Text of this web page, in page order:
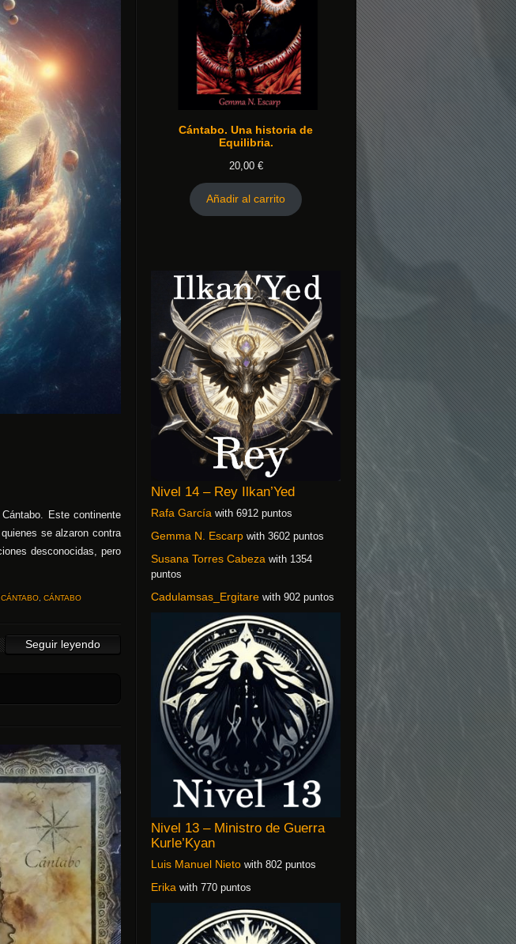
Este continente
se alzaron contra
desconocidas, pero
Seguir leyendo
CÁNTABO CÁNTABO
Cántabo. Una historia de
Equilibria.
20,00 €
Añadir al carrito
Nivel 14 – Rey Ilkan’Yed
Rafa García with 6912 puntos
Gemma N. Escarp with 3602 puntos
Susana Torres Cabeza with 1354
puntos
Cadulamsas_Ergitare with 902 puntos
Nivel 13 – Ministro de Guerra
Kurle’Kyan
Luis Manuel Nieto with 802 puntos
Erika with 770 puntos